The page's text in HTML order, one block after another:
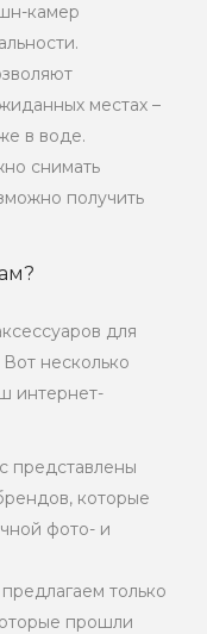
камер
местах –
в воде.
снимать
получить
для
несколько
интернет-
представлены
которые
фото- и
только
прошли